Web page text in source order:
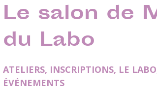
Le salon de
du Labo
ATELIERS, INSCRIPTIONS, LE LABO
ÉVÉNEMENTS